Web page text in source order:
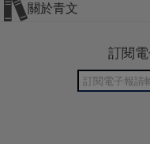
會員辦法
客服信箱
隱私條款
網站導覽關於青文
訂閱